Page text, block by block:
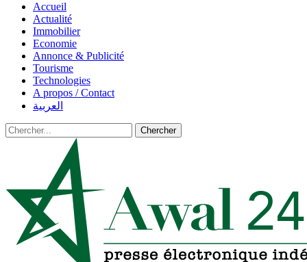
Accueil
Actualité
Immobilier
Economie
Annonce & Publicité
Tourisme
Technologies
A propos / Contact
العربية